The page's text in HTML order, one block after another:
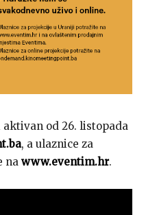
od 26. listopada
, a ulaznice za
na www.eventim.hr.